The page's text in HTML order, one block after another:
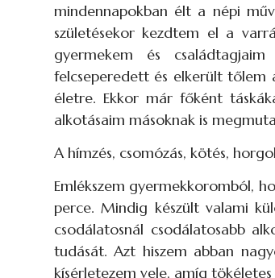
mindennapokban élt a népi
születésekor kezdtem el a
gyermekem és
felcseperedett és elkerült tőlem
életre. Ekkor már főként
alkotásaim másoknak is
A hímzés, csomózás, kötés,
Emlékszem gyermekkoromból,
perce. Mindig készült valami
csodálatosnál csodálatosabb
tudását. Azt hiszem abban
kísérletezem vele, amíg tökéletes